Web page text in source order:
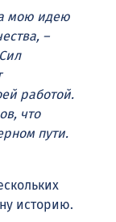
мою идею
–
работой.
что
пути.
историю.